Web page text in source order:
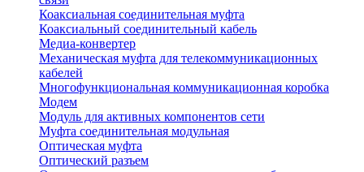
Коаксиальная соединительная муфта
Коаксиальный соединительный кабель
Медиа-конвертер
Механическая муфта для телекоммуникационных
кабелей
Многофункциональная коммуникационная коробка
Модем
Модуль для активных компонентов сети
Муфта соединительная модульная
Оптическая муфта
Оптический разъем